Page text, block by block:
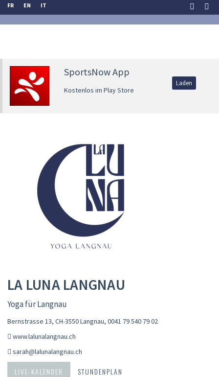
FR EN IT
SportsNow App
Kostenlos im Play Store
Laden
LA LUNA LANGNAU
Yoga für Langnau
Bernstrasse 13, CH-3550 Langnau, 0041 79 540 79 02
www.lalunalangnau.ch
sarah@lalunalangnau.ch
LIVE-KALENDER
STUNDENPLAN